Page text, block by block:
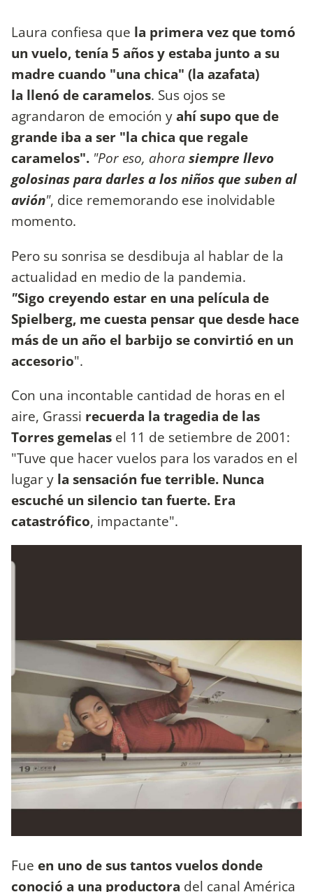
Laura confiesa que la primera vez que tomó
un vuelo, tenía 5 años y estaba junto a su
madre cuando "una chica" (la azafata)
la llenó de caramelos. Sus ojos se
agrandaron de emoción yahí supo que de
grande iba a ser "la chica que regale
caramelos". "Por eso, ahorasiempre llevo
golosinas para darles a los niños que suben al
avión", dice rememorando ese inolvidable
momento.
Pero su sonrisa se desdibuja al hablar de la
actualidad en medio de la pandemia.
"Sigo creyendo estar en una película de
Spielberg, me cuesta pensar que desde hace
más de un año el barbijo se convirtió en un
accesorio".
Con una incontable cantidad de horas en el
aire, Grassi recuerda la tragedia de las
Torres gemelas el 11 de setiembre de 2001:
"Tuve que hacer vuelos para los varados en el
lugar y la sensación fue terrible. Nunca
escuché un silencio tan fuerte. Era
catastrófico, impactante".
Fue en uno de sus tantos vuelos donde
conoció a una productora del canal América